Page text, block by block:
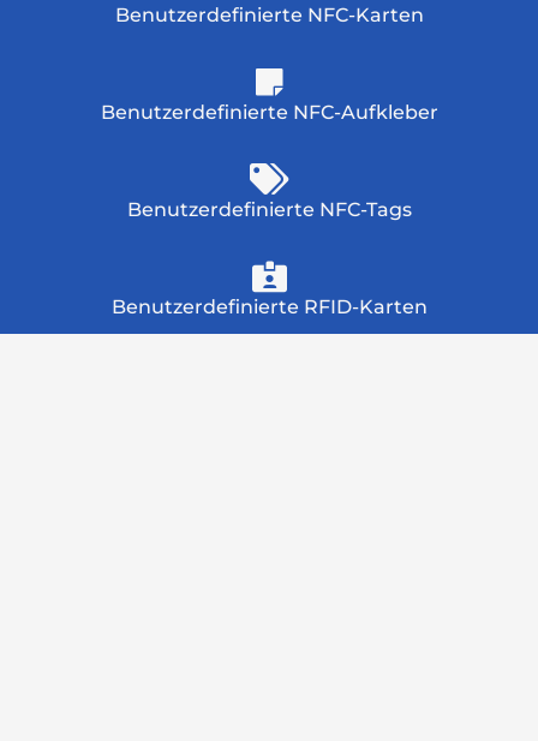
Benutzerdefinierte NFC-Karten
Benutzerdefinierte NFC-Aufkleber
Benutzerdefinierte NFC-Tags
Benutzerdefinierte RFID-Karten